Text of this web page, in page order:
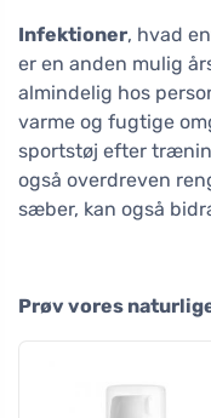
Infektioner, hvad
er en anden mulig
almindelig hos
varme og fugtige
sportstøj efter
også overdreven
sæber, kan også
Prøv vores